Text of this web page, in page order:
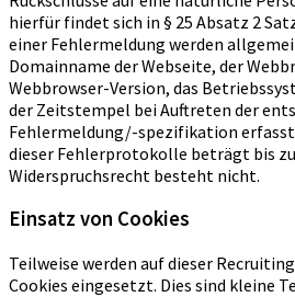
hierfür findet sich in § 25 Absatz 2
einer Fehlermeldung werden
Domainname der Webseite, der
Webbrowser-Version, das
der Zeitstempel bei Auftreten der
Fehlermeldung/-spezifikation
dieser Fehlerprotokolle beträgt bis zu
Widerspruchsrecht besteht nicht.
Einsatz von Cookies
Teilweise werden auf dieser
Cookies eingesetzt. Dies sind kleine